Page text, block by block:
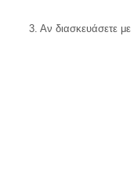
3. Αν διασκευάσετε με